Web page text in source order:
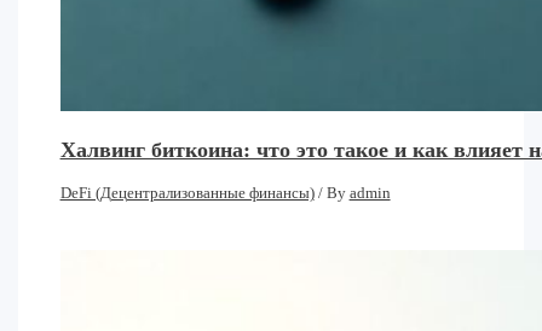
Халвинг биткоина: что это такое и как влияет
DeFi (Децентрализованные финансы)/ By admin